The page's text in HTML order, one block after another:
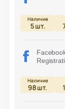
5шт.
98шт.